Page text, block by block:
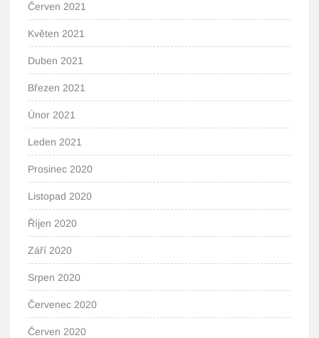
Červen 2021
Květen 2021
Duben 2021
Březen 2021
Únor 2021
Leden 2021
Prosinec 2020
Listopad 2020
Říjen 2020
Září 2020
Srpen 2020
Červenec 2020
Červen 2020